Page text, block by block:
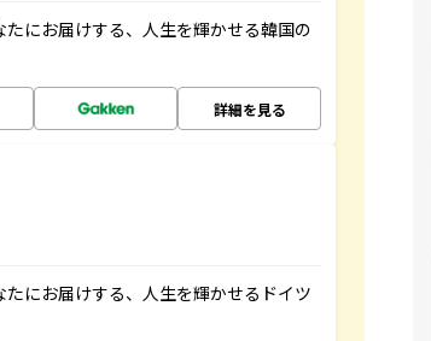
にお届けする、人生を輝かせる韓国の
詳細を見る
にお届けする、人生を輝かせるドイツ